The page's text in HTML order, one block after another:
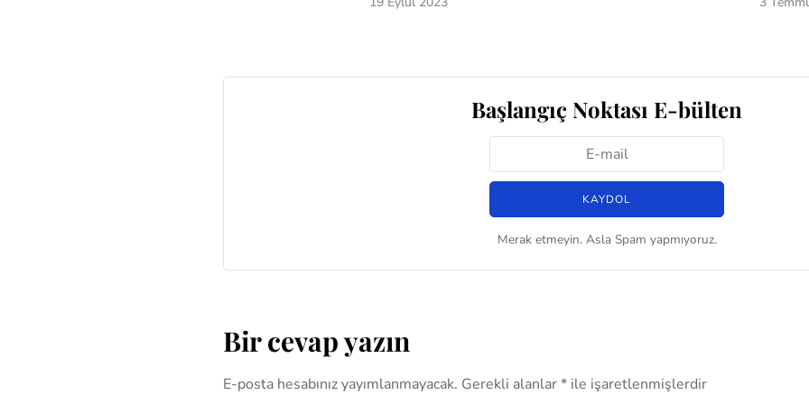
Başlangıç Noktası E-bülten
Merak etmeyin. Asla Spam yapmıyoruz.
Bir cevap yazın
E-posta hesabınız yayımlanmayacak. Gerekli alanlar* ile işaretlenmişlerdir